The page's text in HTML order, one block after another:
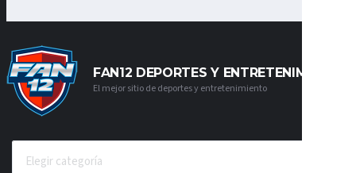
FAN12 DEPORTES Y ENTRETENIMIENTO
El mejor sitio de deportes y entretenimiento